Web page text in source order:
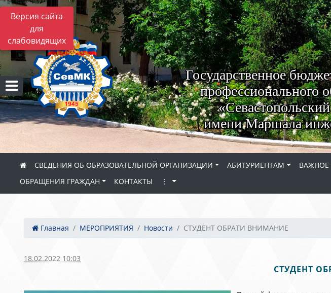
Версия сайта
для
слабовидящих
Государственное
профессионального
имени Маршала
СВЕДЕНИЯ ОБ ОБРАЗОВАТЕЛЬНОЙ ОРГАНИЗАЦИИ АБИТУРИЕНТАМ ВАЖНОЕ
ОБРАЩЕНИЯ ГРАЖДАН
КОНТАКТЫ ⋮
Главная МЕРОПРИЯТИЯ Новости СТУДЕНТ ОБРАТИ ВНИМАНИЕ
18.02.2022 10:03
СТУДЕНТ